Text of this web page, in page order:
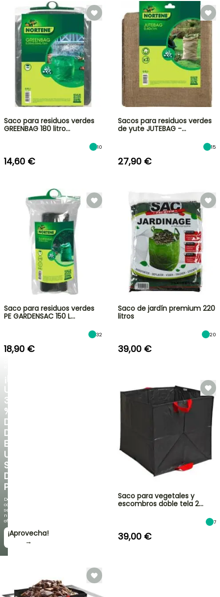
UN
30
%
DE
DESCUENTO
EN
UNA
SELECCIÓN
DE
PLANTAS!
Descubre
cada
semana
nuevas
ofertas
¡Aprovecha!
→
Saco para residuos verdes
GREENBAG 180 litro…
10
14,60 €
Sacos para residuos verdes
de yute JUTEBAG -…
15
27,90 €
Saco para residuos verdes
PE GARDENSAC 150 L…
32
18,90 €
Saco de jardín premium 220
litros
20
39,00 €
Saco para vegetales y
escombros doble tela 2…
7
39,00 €